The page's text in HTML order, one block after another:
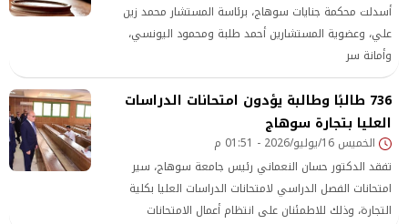
أسدلت محكمة جنايات سوهاج، برئاسة المستشار محمد زين
علي، وعضوية المستشارين أحمد طلبة ومحمود اليونسي،
وأمانة سر
736 طالبًا وطالبة يؤدون امتحانات الدراسات
العليا بتجارة سوهاج
الخميس 16/يوليو/2026 - 01:51 م
تفقد الدكتور حسان النعماني رئيس جامعة سوهاج، سير
امتحانات الفصل الدراسي لامتحانات الدراسات العليا بكلية
التجارة، وذلك للاطمئنان على انتظام أعمال الامتحانات